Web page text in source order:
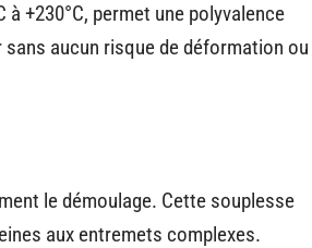
à +230°C, permet une polyvalence
aucun risque de déformation ou
le démoulage. Cette souplesse
aux entremets complexes.